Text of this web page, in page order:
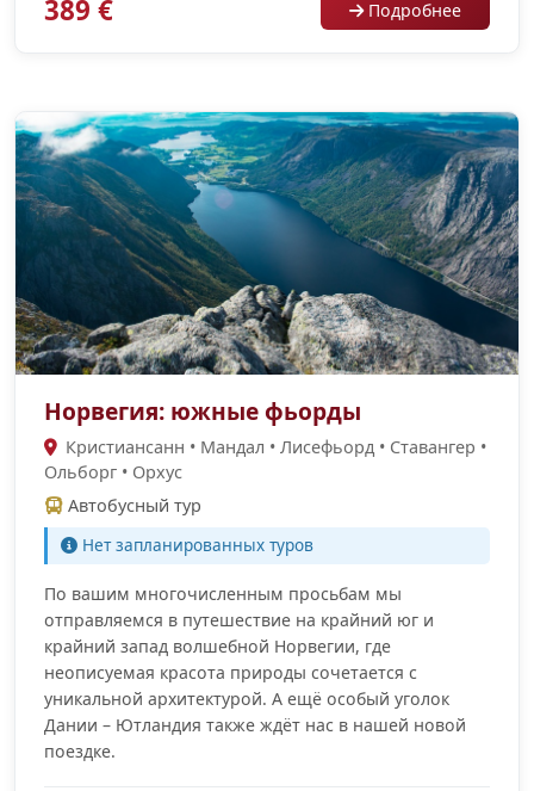
389 € Подробнее
Норвегия: южные фьорды
Кристиансанн • Мандал • Лисефьорд • Ставангер •
Ольборг • Орхус
Автобусный тур
Нет запланированных туров
По вашим многочисленным просьбам мы
отправляемся в путешествие на крайний юг и
крайний запад волшебной Норвегии, где
неописуемая красота природы сочетается с
уникальной архитектурой. А ещё особый уголок
Дании – Ютландия также ждёт нас в нашей новой
поездке.